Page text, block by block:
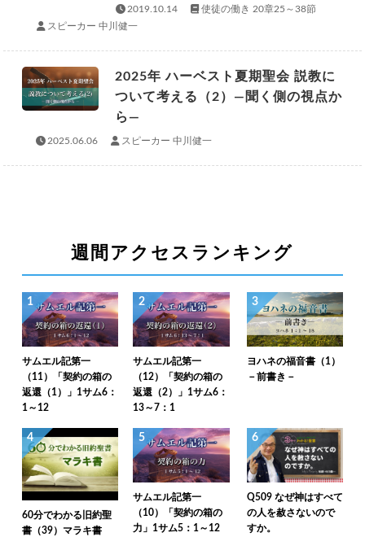
2019.10.14
使徒の働き 20章25～38節
スピーカー 中川健一
2025年 ハーベスト夏期聖会 説教に
ついて考える（2）―聞く側の視点か
ら―
2025.06.06 スピーカー 中川健一
週間アクセスランキング
1
サムエル記第一
（11）「契約の箱の
返還（1）」1サム6：
1～12
2
サムエル記第一
（12）「契約の箱の
返還（2）」1サム6：
13～7：1
3
ヨハネの福音書（1）
－前書き－
4
60分でわかる旧約聖
書（39）マラキ書
5
サムエル記第一
（10）「契約の箱の
力」1サム5：1～12
6
Q509 なぜ神はすべて
の人を赦さないので
すか。